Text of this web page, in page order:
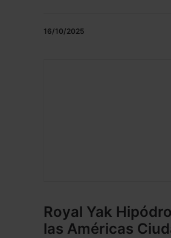
16/10/2025
Royal Yak
las Américas